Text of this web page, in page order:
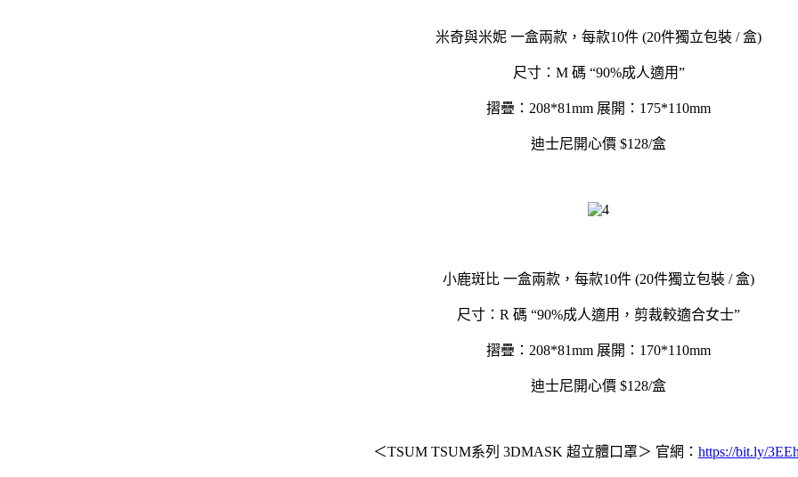
米奇與米妮 一盒兩款，每款10件 (20件獨立包裝 / 盒)
尺寸：M 碼 “90%成人適用”
摺疊：208*81mm 展開：175*110mm
迪士尼開心價 $128/盒
小鹿斑比 一盒兩款，每款10件 (20件獨立包裝 / 盒)
尺寸：R 碼 “90%成人適用，剪裁較適合女士”
摺疊：208*81mm 展開：170*110mm
迪士尼開心價 $128/盒
＜TSUM TSUM系列 3DMASK 超立體口罩＞ 官網： https://bit.ly/